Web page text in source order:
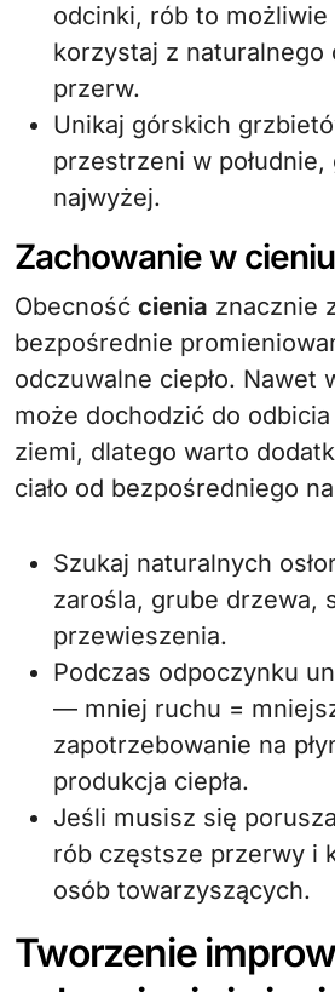
odcinki, rób to możliwie
korzystaj z naturalnego
przerw.
Unikaj górskich
przestrzeni w południe,
najwyżej.
Zachowanie w cieniu
Obecność cienia znacznie
bezpośrednie
odczuwalne ciepło. Nawet
może dochodzić do odbicia
ziemi, dlatego warto
ciało od bezpośredniego
Szukaj naturalnych
zarośla, grube drzewa,
przewieszenia.
Podczas odpoczynku
— mniej ruchu =
zapotrzebowanie na
produkcja ciepła.
Jeśli musisz się
rób częstsze przerwy i
osób towarzyszących.
Tworzenie